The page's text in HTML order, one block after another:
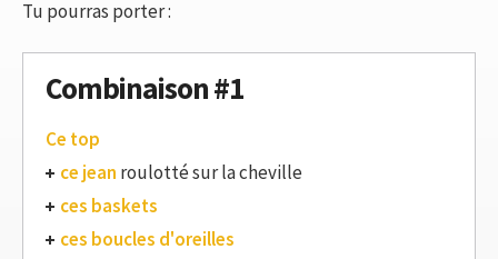
Tu pourras porter :
Combinaison #1
Ce top
ce jean roulotté sur la cheville
ces baskets
ces boucles d'oreilles